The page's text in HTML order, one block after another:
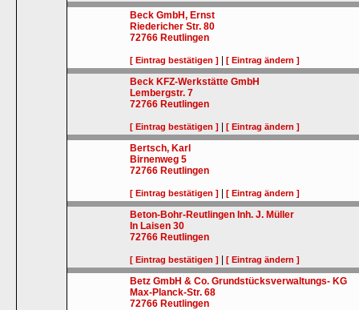
Beck GmbH, Ernst
Riedericher Str. 80
72766 Reutlingen
[ Eintrag bestätigen ] |[ Eintrag ändern ]
Beck KFZ-Werkstätte GmbH
Lembergstr. 7
72766 Reutlingen
[ Eintrag bestätigen ] |[ Eintrag ändern ]
Bertsch, Karl
Birnenweg 5
72766 Reutlingen
[ Eintrag bestätigen ] |[ Eintrag ändern ]
Beton-Bohr-Reutlingen Inh. J. Müller
In Laisen 30
72766 Reutlingen
[ Eintrag bestätigen ] |[ Eintrag ändern ]
Betz GmbH & Co. Grundstücksverwaltungs- KG
Max-Planck-Str. 68
72766 Reutlingen